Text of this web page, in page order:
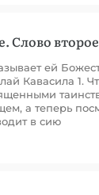
Слово второе
ей
Кавасила 1.
а теперь
в сию